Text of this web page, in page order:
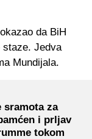
da BiH
staze. Jedva
Mundijala.
sramota za
i prljav
tokom